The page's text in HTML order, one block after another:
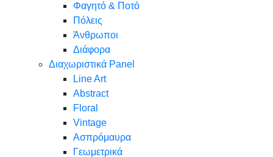
Φαγητό & Ποτό
Πόλεις
Άνθρωποι
Διάφορα
Διαχωριστικά Panel
Line Art
Abstract
Floral
Vintage
Ασπρόμαυρα
Γεωμετρικά